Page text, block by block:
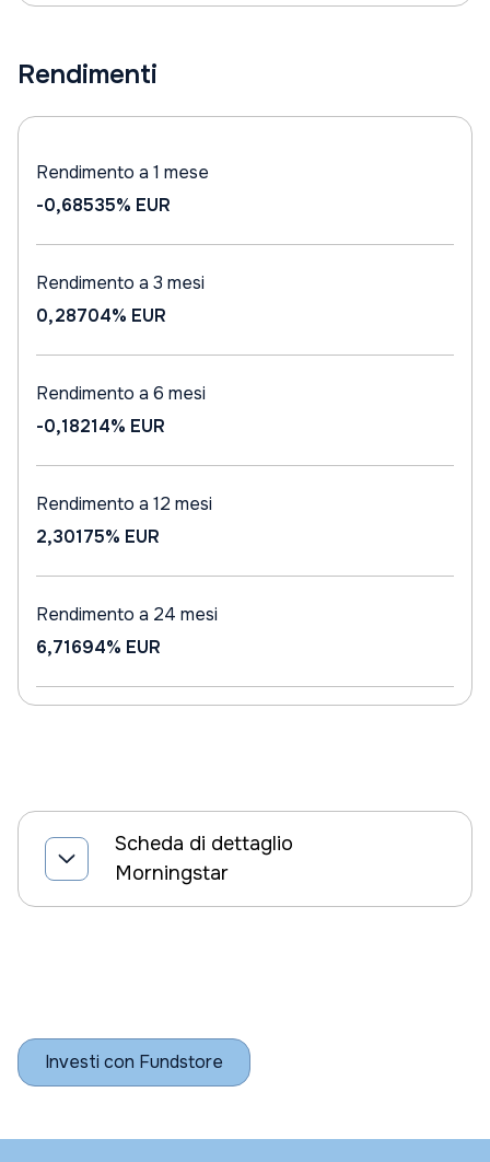
Rendimenti
Rendimento a 1 mese
-0,68535% EUR
Rendimento a 3 mesi
0,28704% EUR
Rendimento a 6 mesi
-0,18214% EUR
Rendimento a 12 mesi
2,30175% EUR
Rendimento a 24 mesi
6,71694% EUR
Scheda di dettaglio
Morningstar
Investi con Fundstore